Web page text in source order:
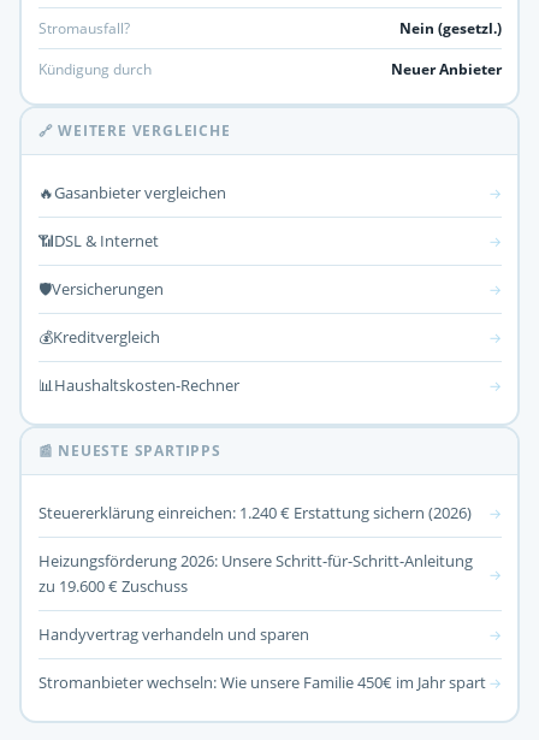
Stromausfall?
Nein (gesetzl.)
Kündigung durch
Neuer Anbieter
🔗 WEITERE VERGLEICHE
🔥Gasanbieter vergleichen →
📶DSL & Internet →
🛡️Versicherungen →
💰Kreditvergleich →
📊Haushaltskosten-Rechner →
📰 NEUESTE SPARTIPPS
Steuererklärung einreichen: 1.240 € Erstattung sichern (2026) →
Heizungsförderung 2026: Unsere Schritt-für-Schritt-Anleitung
zu 19.600 € Zuschuss
→
Handyvertrag verhandeln und sparen →
Stromanbieter wechseln: Wie unsere Familie 450€ im Jahr spart →